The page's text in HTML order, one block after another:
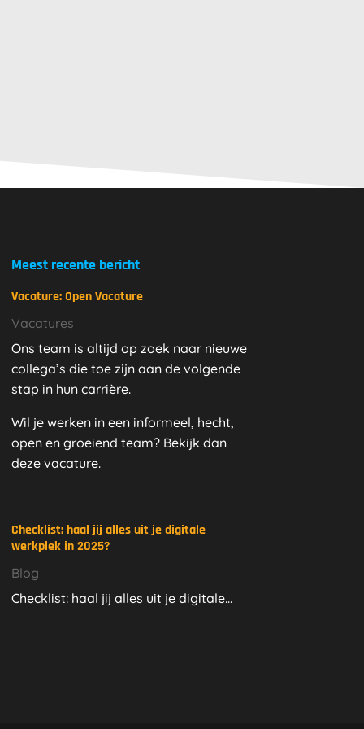
Meest recente bericht
Vacature: Open Vacature
Vacatures
Ons team is altijd op zoek naar nieuwe
collega’s die toe zijn aan de volgende
stap in hun carrière.
Wil je werken in een informeel, hecht,
open en groeiend team? Bekijk dan
deze vacature.
Checklist: haal jij alles uit je digitale
werkplek in 2025?
Blog
Checklist: haal jij alles uit je digitale...